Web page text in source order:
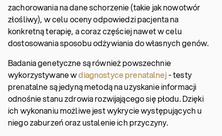
zachorowania na dane schorzenie (takie jak nowotwór
złośliwy), w celu oceny odpowiedzi pacjenta na
konkretną terapię, a coraz częściej nawet w celu
dostosowania sposobu odżywiania do własnych genów.
Badania genetyczne są również powszechnie
wykorzystywane wdiagnostyce prenatalnej- testy
prenatalne są jedyną metodą na uzyskanie informacji
odnośnie stanu zdrowia rozwijającego się płodu. Dzięki
ich wykonaniu możliwe jest wykrycie występujących u
niego zaburzeń oraz ustalenie ich przyczyny.